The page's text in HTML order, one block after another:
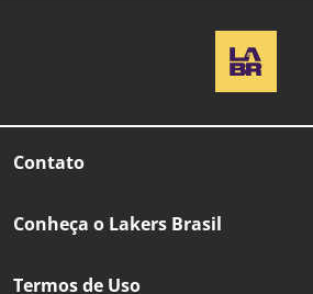
Contato
Conheça o Lakers Brasil
Termos de Uso